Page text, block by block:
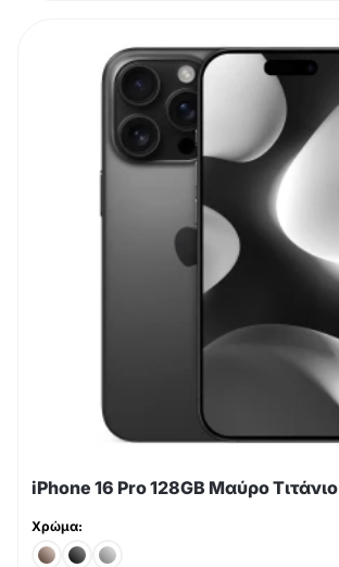
iPhone 16 Pro 128GB Μαύρο Τιτάνιο
Χρώμα: